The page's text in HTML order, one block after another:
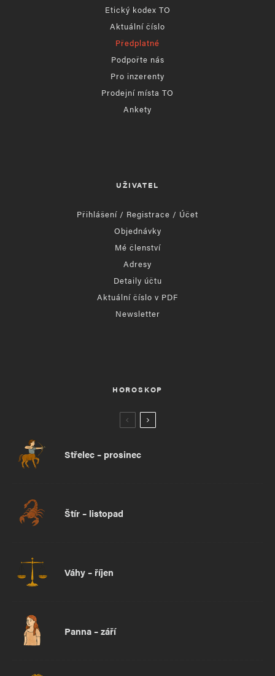
Etický kodex TO
Aktuální číslo
Předplatné
Podpořte nás
Pro inzerenty
Prodejní místa TO
Ankety
UŽIVATEL
Přihlášení / Registrace / Účet
Objednávky
Mé členství
Adresy
Detaily účtu
Aktuální číslo v PDF
Newsletter
HOROSKOP
Střelec – prosinec
Štír – listopad
Váhy – říjen
Panna – září